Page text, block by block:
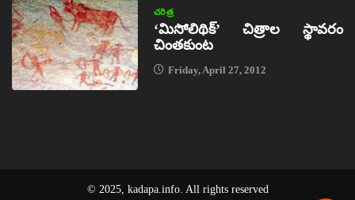
చరిత్ర
‘మిసోలిథిక్‌’ చిత్రాల స్థావరం
చింతకుంట
Friday, April 27, 2012
© 2025, kadapa.info. All rights reserved